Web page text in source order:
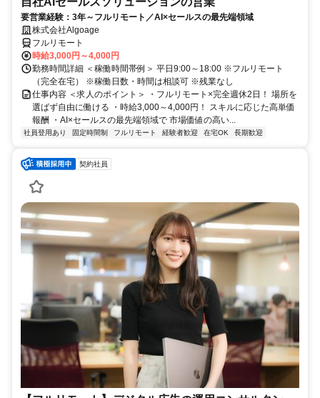
要営業経験：3年～フルリモート／AI×セールスの最先端領域
株式会社Algoage
フルリモート
時給3,000円～4,000円
勤務時間詳細 ＜稼働時間帯例＞ 平日9:00～18:00 ※フルリモート
（完全在宅） ※稼働日数・時間は相談可 ※残業なし
仕事内容 ＜求人のポイント＞ ・フルリモート×完全週休2日！ 場所を
選ばず自由に働ける ・時給3,000～4,000円！ スキルに応じた高単価
報酬 ・AI×セールスの最先端領域で 市場価値の高い...
社員登用あり 固定時間制 フルリモート 経験者歓迎 在宅OK 長期歓迎
契約社員